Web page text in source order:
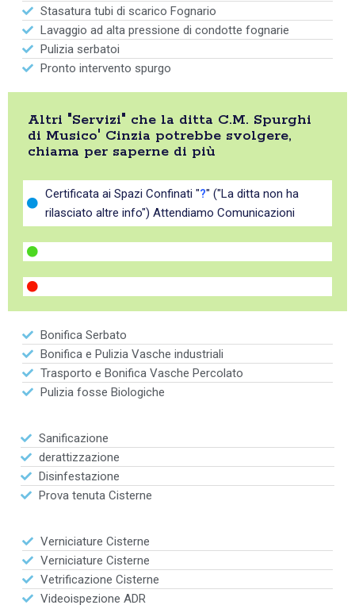
Stasatura tubi di scarico Fognario
Lavaggio ad alta pressione di condotte fognarie
Pulizia serbatoi
Pronto intervento spurgo
Altri "Servizi" che la ditta C.M. Spurghi
di Musico' Cinzia potrebbe svolgere,
chiama per saperne di più
Certificata ai Spazi Confinati "?" ("La ditta non ha
rilasciato altre info") Attendiamo Comunicazioni
Bonifica Serbato
Bonifica e Pulizia Vasche industriali
Trasporto e Bonifica Vasche Percolato
Pulizia fosse Biologiche
Sanificazione
derattizzazione
Disinfestazione
Prova tenuta Cisterne
Verniciature Cisterne
Verniciature Cisterne
Vetrificazione Cisterne
Videoispezione ADR